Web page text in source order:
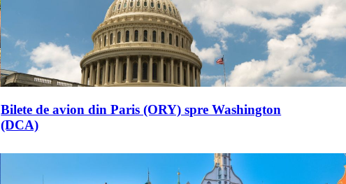
Bilete de avion din Paris (ORY) spre Washington
(DCA)